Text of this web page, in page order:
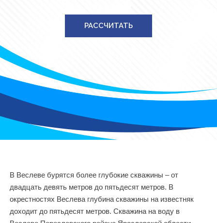
РАССЧИТАТЬ
В Веслеве бурятся более глубокие скважины – от
двадцать девять метров до пятьдесят метров. В
окрестностях Веслева глубина скважины на известняк
доходит до пятьдесят метров. Скважина на воду в